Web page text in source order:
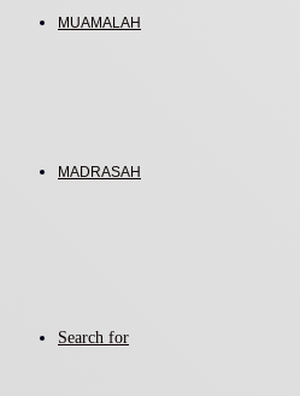
MUAMALAH
MADRASAH
Search for